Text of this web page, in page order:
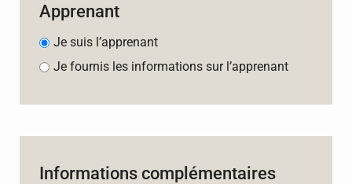
Apprenant
Je suis l’apprenant
Je fournis les informations sur l’apprenant
Informations complémentaires